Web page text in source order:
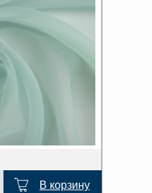
В корзину